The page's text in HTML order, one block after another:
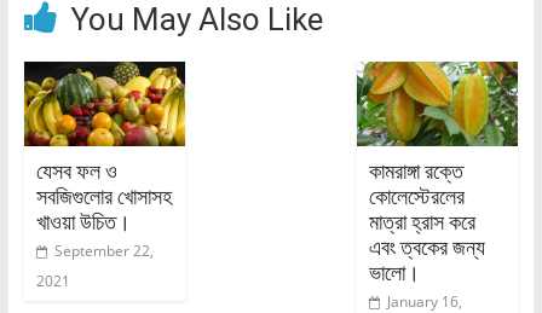
You May Also Like
যেসব ফল ও
সবজিগুলোর খোসাসহ
খাওয়া উচিত।
September 22,
2021
কামরাঙ্গা রক্তে
কোলেস্টেরলের
মাত্রা হ্রাস করে
এবং ত্বকের জন্য
ভালো।
January 16,